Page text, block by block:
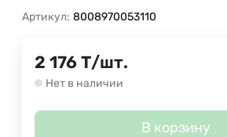
Артикул: 8008970053110
2 176 Т/шт.
Нет в наличии
В корзину